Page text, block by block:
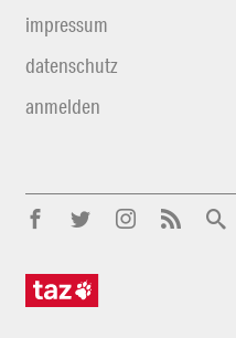
impressum
datenschutz
anmelden